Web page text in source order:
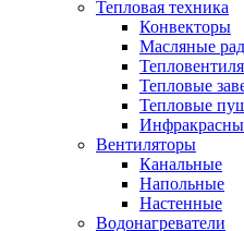
Тепловая техника
Конвекторы
Масляные
Тепловые
Тепловые
Вентиляторы
Канальные
Напольные
Настенные
Водонагреватели